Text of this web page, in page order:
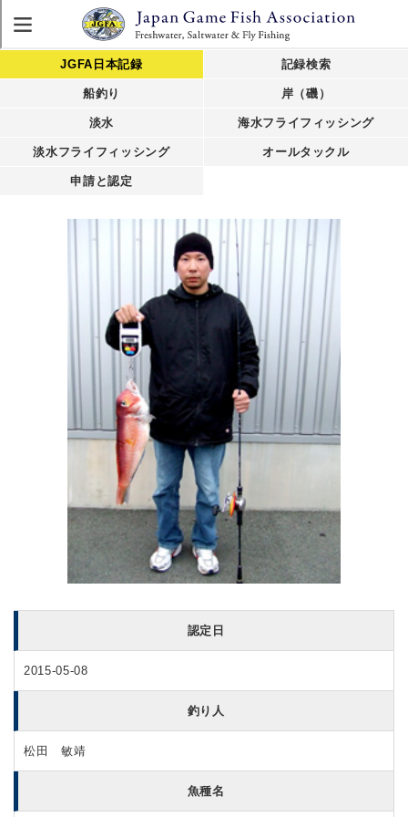
JGFA日本記録 記録検索
船釣り 岸（磯）
淡水 海水フライフィッシング
淡水フライフィッシング オールタックル
申請と認定
認定日
2015-05-08
釣り人
松田 敏靖
魚種名